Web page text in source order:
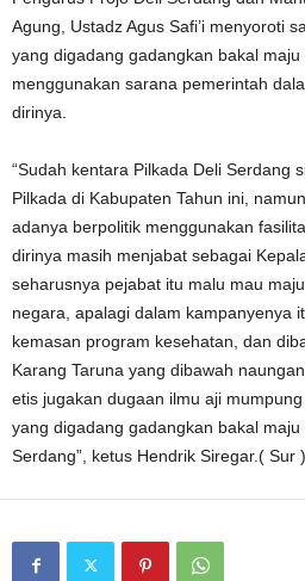
Agung, Ustadz Agus Safi’i menyoroti
yang digadang gadangkan bakal
menggunakan sarana pemerintah
dirinya.
“Sudah kentara Pilkada Deli Serdang
Pilkada di Kabupaten Tahun ini,
adanya berpolitik menggunakan
dirinya masih menjabat sebagai
seharusnya pejabat itu malu mau
negara, apalagi dalam kampanyenya
kemasan program kesehatan, dan
Karang Taruna yang dibawah
etis jugakan dugaan ilmu aji
yang digadang gadangkan bakal
Serdang”, ketus Hendrik Siregar.( Sur )